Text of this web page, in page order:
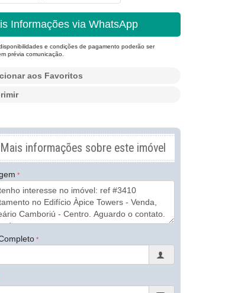
Informações via WhatsApp
e condições de pagamento poderão ser
prévia comunicação.
aos Favoritos
Mais informações sobre este imóvel